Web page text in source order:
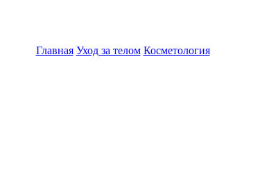
Главная Уход за телом Косметология